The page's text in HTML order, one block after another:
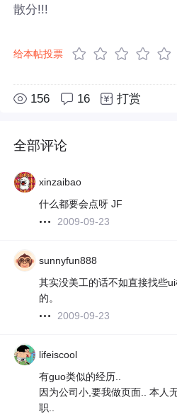
散分!!!
给本帖投票
156 16 打赏
全部评论
xinzaibao
什么都要会点呀 JF
2009-09-23
sunnyfun888
其实没美工的话不如直接找些
的。
2009-09-23
lifeiscool
有guo类似的经历..
因为公司小,要我做页面.. 本人
职..